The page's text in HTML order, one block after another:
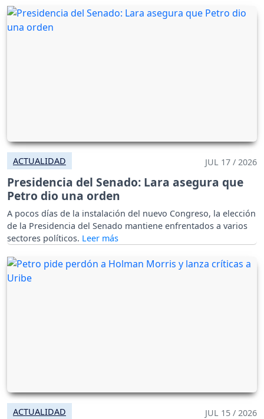
ACTUALIDAD JUL 17 / 2026
Presidencia del Senado: Lara asegura que
Petro dio una orden
A pocos días de la instalación del nuevo Congreso, la elección
de la Presidencia del Senado mantiene enfrentados a varios
sectores políticos.
ACTUALIDAD JUL 15 / 2026